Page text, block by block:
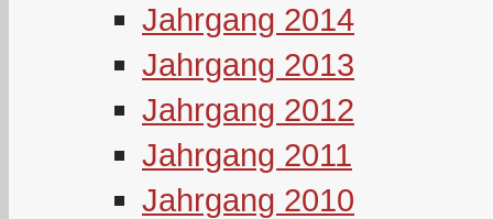
Jahrgang 2014
Jahrgang 2013
Jahrgang 2012
Jahrgang 2011
Jahrgang 2010